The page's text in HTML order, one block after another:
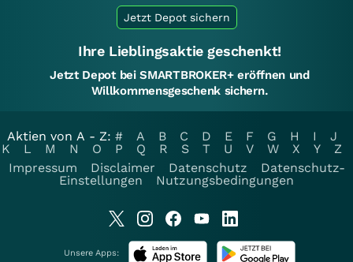
Jetzt Depot sichern
Ihre Lieblingsaktie geschenkt!
Jetzt Depot bei SMARTBROKER+ eröffnen und
Willkommensgeschenk sichern.
Aktien von A - Z: # A B C D E F G H I
J
K
L M N O P Q R S T U V W X Y
Z
Impressum
Disclaimer Datenschutz
Datenschutz-
Einstellungen
Nutzungsbedingungen
Unsere Apps: